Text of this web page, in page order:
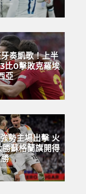
奏凱歌！上半
比0擊敗克羅埃
亞
勢主場出擊 火
蘇格蘭旗開得
勝